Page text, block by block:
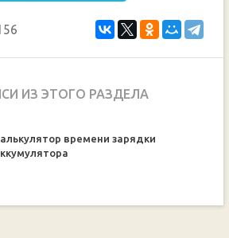
ИЗ ЭТОГО РАЗДЕЛА
времени зарядки